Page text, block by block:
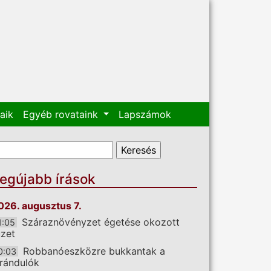
Egyéb rovataink Lapszámok
űrlap
írások
augusztus 7.
Száraznövényzet égetése okozott
Robbanóeszközre bukkantak a